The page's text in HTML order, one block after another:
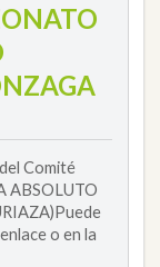
Comité
ABSOLUTO
o en la